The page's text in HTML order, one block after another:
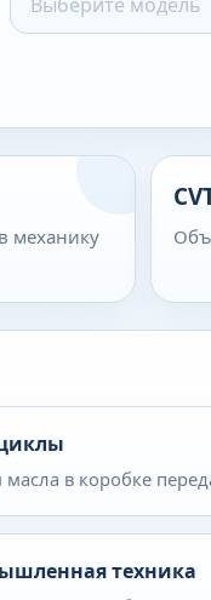
механику
в коробке
техника